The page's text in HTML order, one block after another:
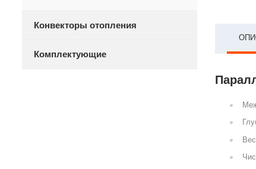
Конвекторы отопления
Комплектующие